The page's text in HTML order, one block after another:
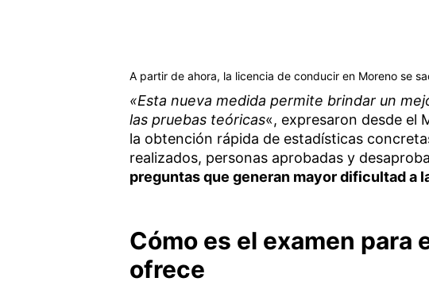
A partir de ahora, la licencia de conducir en Moreno se
«Esta nueva medida permite brindar un
las pruebas teóricas«, expresaron desde el
la obtención rápida de estadísticas
realizados, personas aprobadas y
preguntas que generan mayor dificultad a
Cómo es el examen para
ofrece